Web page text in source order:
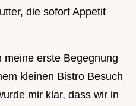
die sofort Appetit
meine erste Begegnung
kleinen Bistro Besuch
mir klar, dass wir in